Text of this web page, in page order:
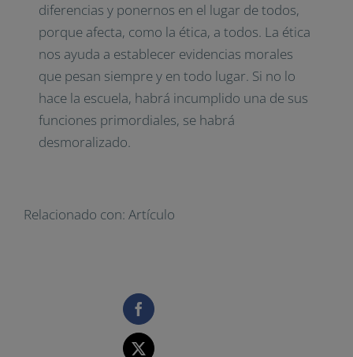
diferencias y ponernos en el lugar de todos,
porque afecta, como la ética, a todos. La ética
nos ayuda a establecer evidencias morales
que pesan siempre y en todo lugar. Si no lo
hace la escuela, habrá incumplido una de sus
funciones primordiales, se habrá
desmoralizado.
Relacionado con: Artículo